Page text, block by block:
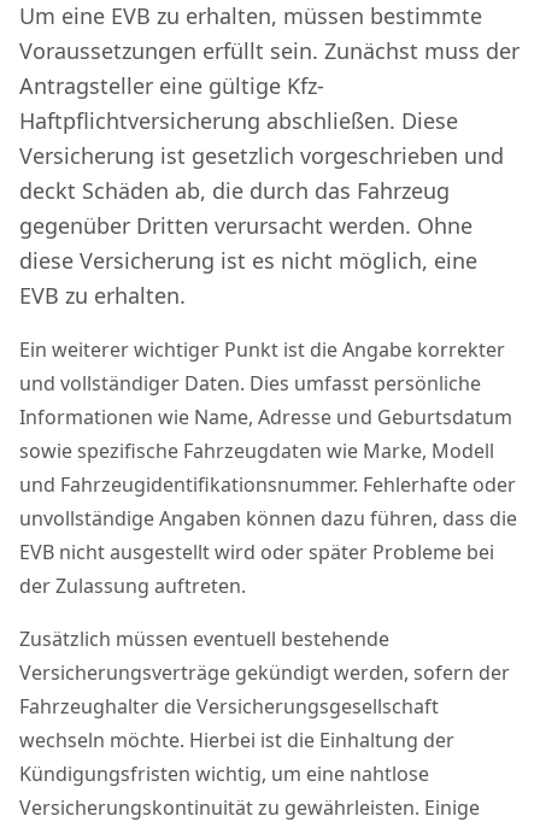
Um eine EVB zu erhalten, müssen bestimmte
Voraussetzungen erfüllt sein. Zunächst muss der
Antragsteller eine gültige Kfz-
Haftpflichtversicherung abschließen. Diese
Versicherung ist gesetzlich vorgeschrieben und
deckt Schäden ab, die durch das Fahrzeug
gegenüber Dritten verursacht werden. Ohne
diese Versicherung ist es nicht möglich, eine
EVB zu erhalten.
Ein weiterer wichtiger Punkt ist die Angabe korrekter
und vollständiger Daten. Dies umfasst persönliche
Informationen wie Name, Adresse und Geburtsdatum
sowie spezifische Fahrzeugdaten wie Marke, Modell
und Fahrzeugidentifikationsnummer. Fehlerhafte oder
unvollständige Angaben können dazu führen, dass die
EVB nicht ausgestellt wird oder später Probleme bei
der Zulassung auftreten.
Zusätzlich müssen eventuell bestehende
Versicherungsverträge gekündigt werden, sofern der
Fahrzeughalter die Versicherungsgesellschaft
wechseln möchte. Hierbei ist die Einhaltung der
Kündigungsfristen wichtig, um eine nahtlose
Versicherungskontinuität zu gewährleisten. Einige